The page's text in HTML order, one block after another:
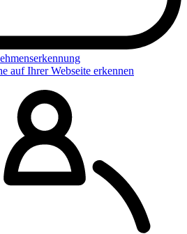
auf Ihrer Webseite erkennen